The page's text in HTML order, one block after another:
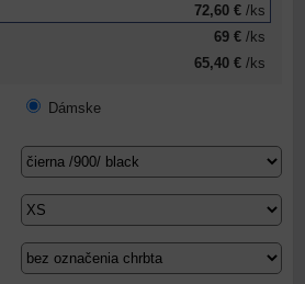
72,60 € /ks
69 € /ks
65,40 € /ks
Dámske